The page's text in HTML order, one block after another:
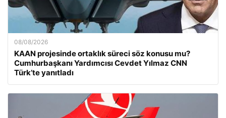
08/08/2026
KAAN projesinde ortaklık süreci söz konusu mu?
Cumhurbaşkanı Yardımcısı Cevdet Yılmaz CNN
Türk’te yanıtladı